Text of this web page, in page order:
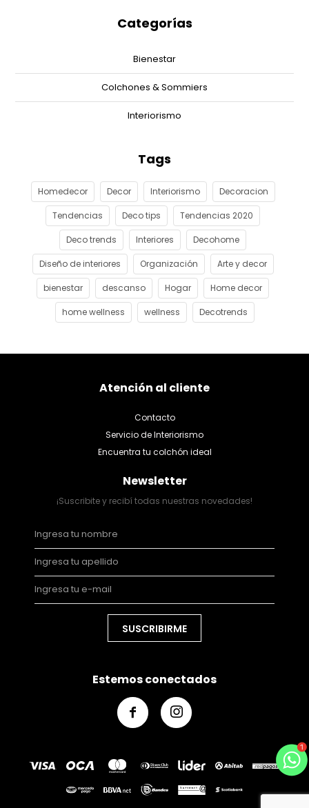
Categorías
Bienestar
Colchones & Sommiers
Interiorismo
Tags
Homedecor Decor Interiorismo Decoracion
Tendencias Deco tips Tendencias 2020
Deco trends Interiores Decohome
Diseño de interiores Organización Arte y decor
bienestar descanso Hogar Home decor
home wellness wellness Decotrends
Atención al cliente
Contacto
Servicio de Interiorismo
Encuentra tu colchón ideal
Newsletter
¡Suscribite y recibí todas nuestras novedades!
SUSCRIBIRME
Estemos conectados
 